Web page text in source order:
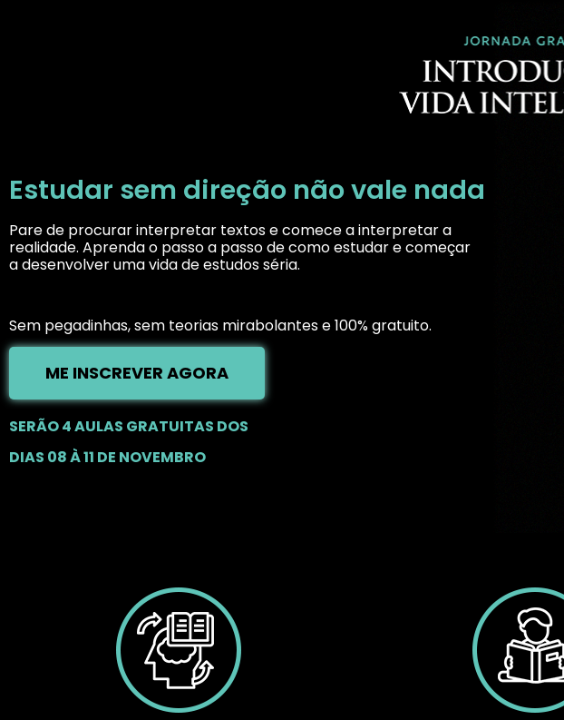
Estudar sem direção não vale nada
Pare de procurar interpretar textos e comece a interpretar a
realidade. Aprenda o passo a passo de como estudar e começar
a desenvolver uma vida de estudos séria.
Sem pegadinhas, sem teorias mirabolantes e 100% gratuito.
ME INSCREVER AGORA
SERÃO 4 AULAS GRATUITAS DOS
DIAS 08 À 11 DE NOVEMBRO